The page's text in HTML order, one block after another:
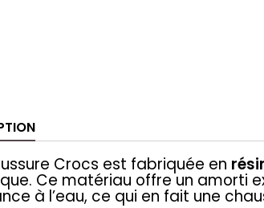
Crocs est fabriquée en
Ce matériau offre un amorti
à l’eau, ce qui en fait une